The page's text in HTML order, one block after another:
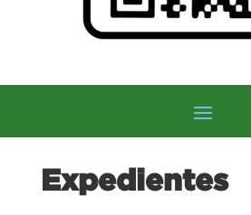
Expedientes